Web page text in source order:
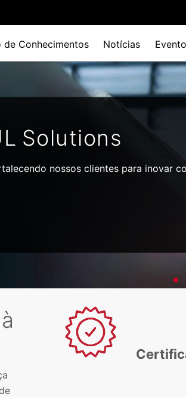
de Conhecimentos Notícias
Solutions
nossos clientes para inovar